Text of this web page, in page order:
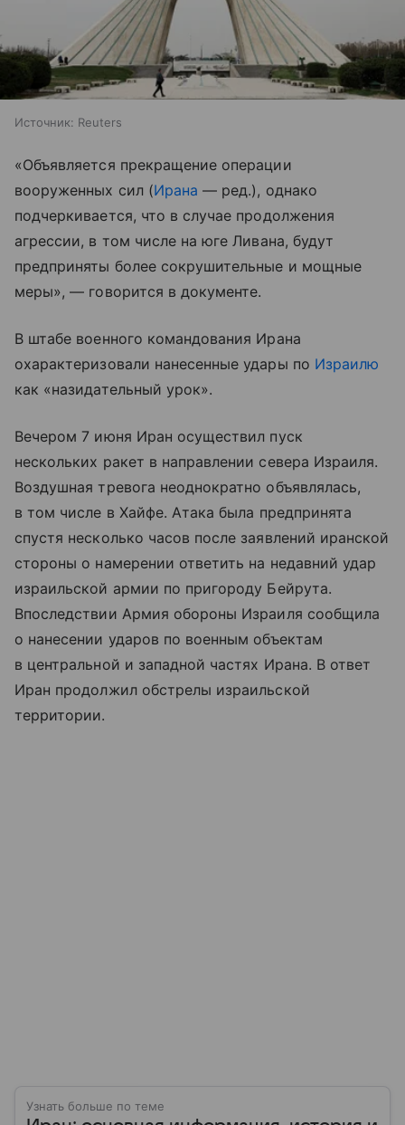
Источник: Reuters
«Объявляется прекращение операции
вооруженных сил (Ирана — ред.), однако
подчеркивается, что в случае продолжения
агрессии, в том числе на юге Ливана, будут
предприняты более сокрушительные и мощные
меры», — говорится в документе.
В штабе военного командования Ирана
охарактеризовали нанесенные удары по Израилю
как «назидательный урок».
Вечером 7 июня Иран осуществил пуск
нескольких ракет в направлении севера Израиля.
Воздушная тревога неоднократно объявлялась,
в том числе в Хайфе. Атака была предпринята
спустя несколько часов после заявлений иранской
стороны о намерении ответить на недавний удар
израильской армии по пригороду Бейрута.
Впоследствии Армия обороны Израиля сообщила
о нанесении ударов по военным объектам
в центральной и западной частях Ирана. В ответ
Иран продолжил обстрелы израильской
территории.
Узнать больше по теме